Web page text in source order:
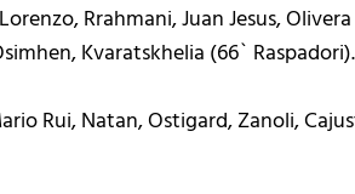
Rrahmani, Juan Jesus,
Kvaratskhelia (66` Raspadori).
Rui, Natan, Ostigard, Zanoli,